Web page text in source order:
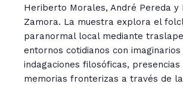
Heriberto Morales, André Pereda y
Zamora. La muestra explora el
paranormal local mediante
entornos cotidianos con
indagaciones filosóficas, presencias
memorias fronterizas a través de